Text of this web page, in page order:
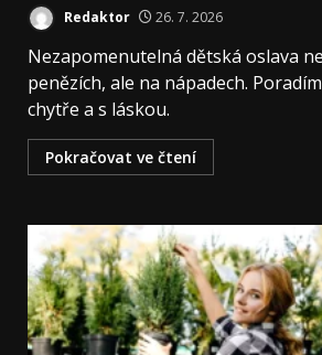
Redaktor 26. 7. 2026
Nezapomenutelná dětská oslava
penězích, ale na nápadech.
chytře a s láskou.
Pokračovat ve čtení